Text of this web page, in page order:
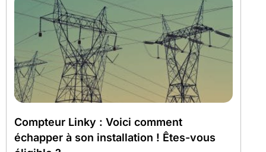
Compteur Linky : Voici comment
échapper à son installation ! Êtes-vous